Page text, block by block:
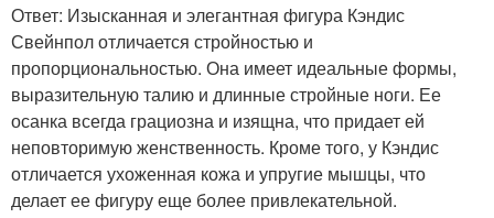
Ответ: Изысканная и элегантная фигура Кэндис
Свейнпол отличается стройностью и
пропорциональностью. Она имеет идеальные формы,
выразительную талию и длинные стройные ноги. Ее
осанка всегда грациозна и изящна, что придает ей
неповторимую женственность. Кроме того, у Кэндис
отличается ухоженная кожа и упругие мышцы, что
делает ее фигуру еще более привлекательной.